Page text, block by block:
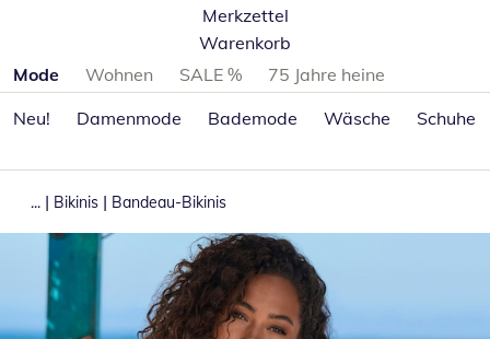
Merkzettel
Warenkorb
Produktkategorien überspringen
Mode Wohnen SALE %
75 Jahre heine
Neu!
Damenmode Bademode Wäsche Schuhe
... | Bikinis | Bandeau-Bikinis